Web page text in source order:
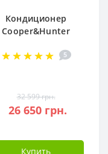
Кондиционер
Cooper&Hunter
S12FTXLA2-NG (WI-
5
32 599 грн.
26 650 грн.
Купить